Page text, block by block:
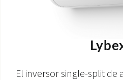
El inversor single-split de